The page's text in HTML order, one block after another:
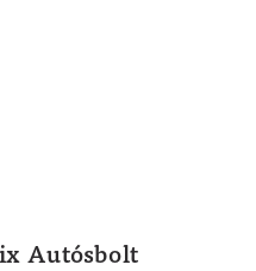
Autósbolt